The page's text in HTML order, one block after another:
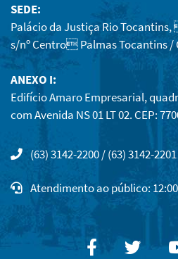
SEDE:
Palácio da Justiça Rio
s/nº Centro Palmas Tocantins /
ANEXO I:
Edifício Amaro Empresarial,
com Avenida NS 01 LT 02. CEP:
(63) 3142-2200 / (63) 3142-2201
Atendimento ao público:
Facebook